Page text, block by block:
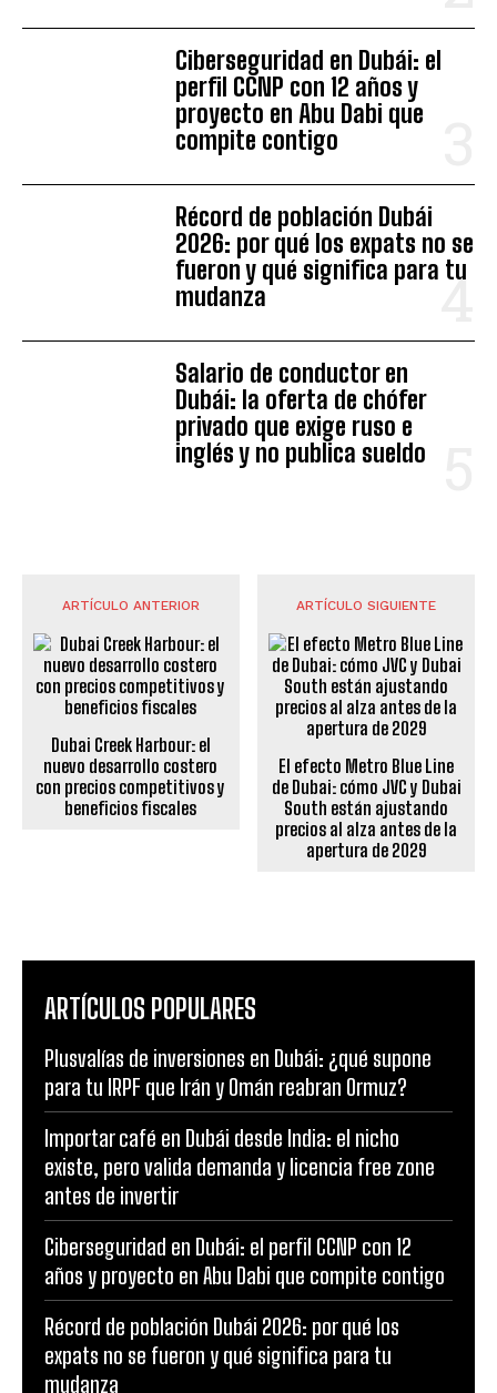
Ciberseguridad en Dubái: el
perfil CCNP con 12 años y
proyecto en Abu Dabi que
compite contigo
Récord de población Dubái
2026: por qué los expats no se
fueron y qué significa para tu
mudanza
Salario de conductor en
Dubái: la oferta de chófer
privado que exige ruso e
inglés y no publica sueldo
ARTÍCULO ANTERIOR
Dubai Creek Harbour: el
nuevo desarrollo costero
con precios competitivos y
beneficios fiscales
ARTÍCULO SIGUIENTE
El efecto Metro Blue Line
de Dubai: cómo JVC y Dubai
South están ajustando
precios al alza antes de la
apertura de 2029
ARTÍCULOS POPULARES
Plusvalías de inversiones en Dubái: ¿qué supone
para tu IRPF que Irán y Omán reabran Ormuz?
Importar café en Dubái desde India: el nicho
existe, pero valida demanda y licencia free zone
antes de invertir
Ciberseguridad en Dubái: el perfil CCNP con 12
años y proyecto en Abu Dabi que compite contigo
Récord de población Dubái 2026: por qué los
expats no se fueron y qué significa para tu
mudanza